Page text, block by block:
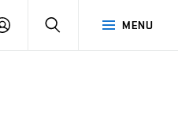
MENU
PŘIHLÁSIT